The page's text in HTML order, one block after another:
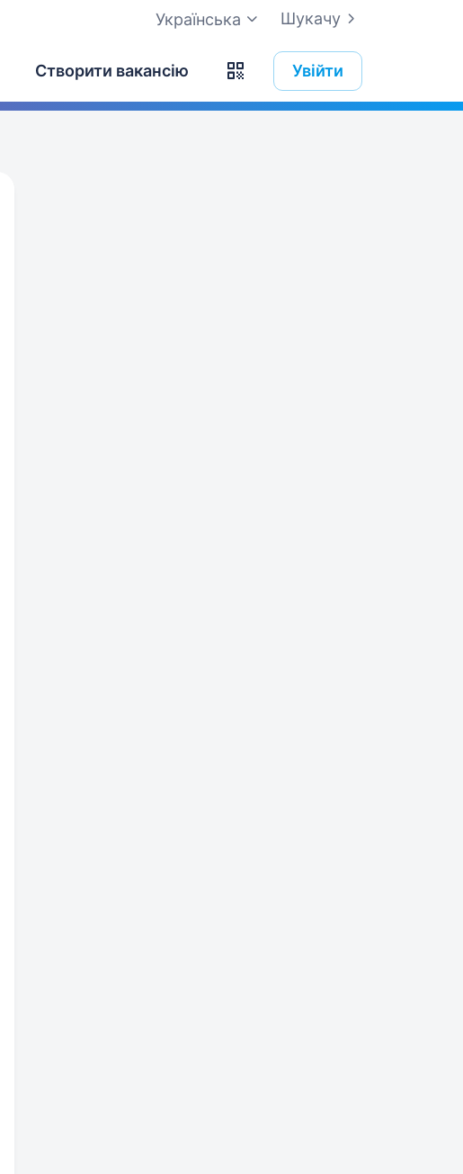
Шукачу
Українська
Створити вакансію Увійти